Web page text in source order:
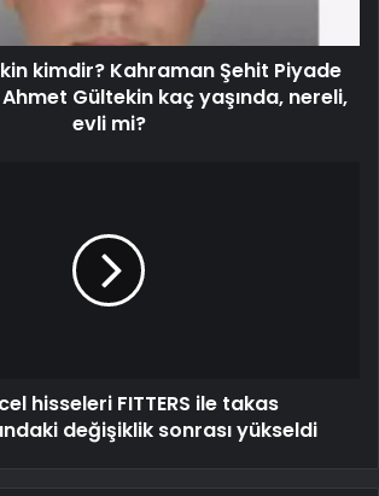
kimdir? Kahraman Şehit Piyade
Gültekin kaç yaşında, nereli,
evli mi?
hisseleri FITTERS ile takas
değişiklik sonrası yükseldi